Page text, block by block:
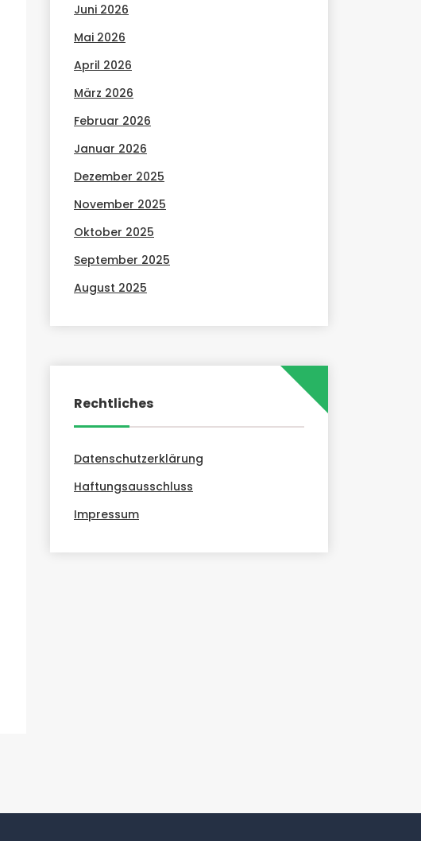
Juni 2026
Mai 2026
April 2026
März 2026
Februar 2026
Januar 2026
Dezember 2025
November 2025
Oktober 2025
September 2025
August 2025
Rechtliches
Datenschutzerklärung
Haftungsausschluss
Impressum